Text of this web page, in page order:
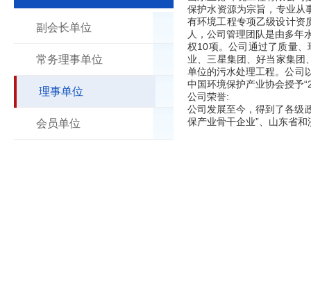
副会长单位
常务理事单位
理事单位
会员单位
保护水资源为宗旨，专业从
有环境工程专项乙级设计资
人，公司管理团队是由多年
权10项。公司通过了质量
业、三星集团、好当家集团
单位的污水处理工程。公司
中国环境保护产业协会授予
公司荣誉:
公司发展至今，得到了各级
保产业骨干企业”、山东省